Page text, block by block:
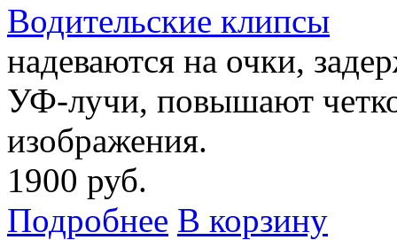
Водительские клипсы
надеваются на очки,
УФ-лучи, повышают
изображения.
1900 руб.
Подробнее В корзину